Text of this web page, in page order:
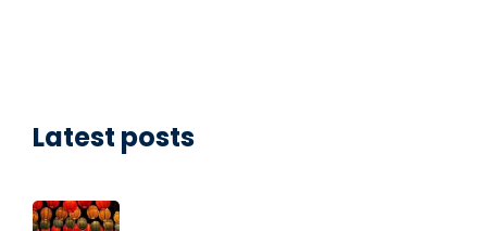
Latest posts